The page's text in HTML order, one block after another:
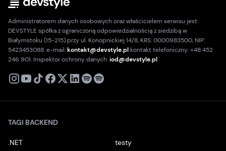
Administratorem danych osobowych oraz właścicielem serwisu jest:
DEVSTYLE spółka z ograniczoną odpowiedzialnością z siedzibą w
Białymstoku (15-215) przy ul. Konopnickiej 14/8, KRS: 0000983500, NIP:
5423453088. e-mail:kontakt@devstyle.plkontakt telefoniczny: +48 452
246 901. Inspektor ochrony danych:iod@devstyle.pl
X
TAGI BACKEND
.NET
testy